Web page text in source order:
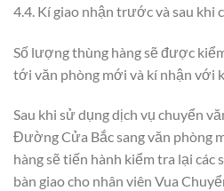
4.4. Kí giao nhận trước và sau khi
Số lượng thùng hàng sẽ được
tới văn phòng mới và kí nhận với
Sau khi sử dụng dịch vụ chuyển
Đường Cửa Bắc sang văn phòng
hàng sẽ tiến hành kiểm tra lại các
bàn giao cho nhân viên Vua